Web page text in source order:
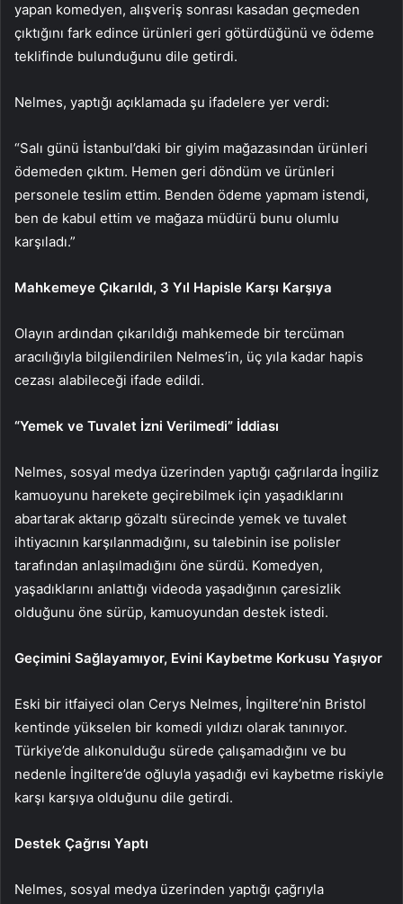
yapan komedyen, alışveriş sonrası kasadan geçmeden
çıktığını fark edince ürünleri geri götürdüğünü ve ödeme
teklifinde bulunduğunu dile getirdi.
Nelmes, yaptığı açıklamada şu ifadelere yer verdi:
“Salı günü İstanbul’daki bir giyim mağazasından ürünleri
ödemeden çıktım. Hemen geri döndüm ve ürünleri
personele teslim ettim. Benden ödeme yapmam istendi,
ben de kabul ettim ve mağaza müdürü bunu olumlu
karşıladı.”
Mahkemeye Çıkarıldı, 3 Yıl Hapisle Karşı Karşıya
Olayın ardından çıkarıldığı mahkemede bir tercüman
aracılığıyla bilgilendirilen Nelmes’in, üç yıla kadar hapis
cezası alabileceği ifade edildi.
“Yemek ve Tuvalet İzni Verilmedi” İddiası
Nelmes, sosyal medya üzerinden yaptığı çağrılarda İngiliz
kamuoyunu harekete geçirebilmek için yaşadıklarını
abartarak aktarıp gözaltı sürecinde yemek ve tuvalet
ihtiyacının karşılanmadığını, su talebinin ise polisler
tarafından anlaşılmadığını öne sürdü. Komedyen,
yaşadıklarını anlattığı videoda yaşadığının çaresizlik
olduğunu öne sürüp, kamuoyundan destek istedi.
Geçimini Sağlayamıyor, Evini Kaybetme Korkusu Yaşıyor
Eski bir itfaiyeci olan Cerys Nelmes, İngiltere’nin Bristol
kentinde yükselen bir komedi yıldızı olarak tanınıyor.
Türkiye’de alıkonulduğu sürede çalışamadığını ve bu
nedenle İngiltere’de oğluyla yaşadığı evi kaybetme riskiyle
karşı karşıya olduğunu dile getirdi.
Destek Çağrısı Yaptı
Nelmes, sosyal medya üzerinden yaptığı çağrıyla